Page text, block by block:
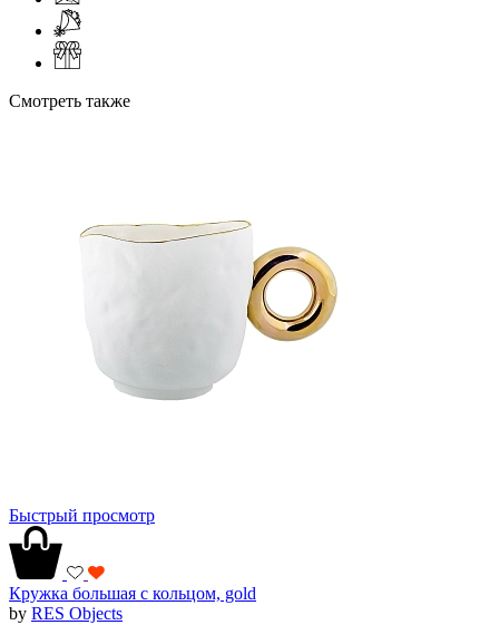
Смотреть также
Быстрый просмотр
Кружка большая с кольцом, gold
by RES Objects